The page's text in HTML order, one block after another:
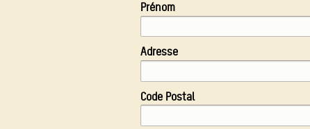
Prénom
Adresse
Code Postal